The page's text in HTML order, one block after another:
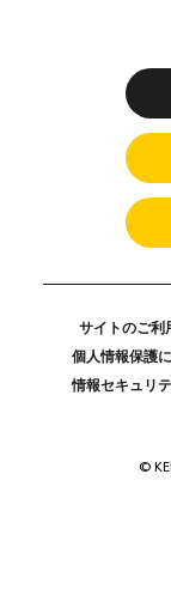
サイトのご利
個人情報保護
情報セキュリ
©